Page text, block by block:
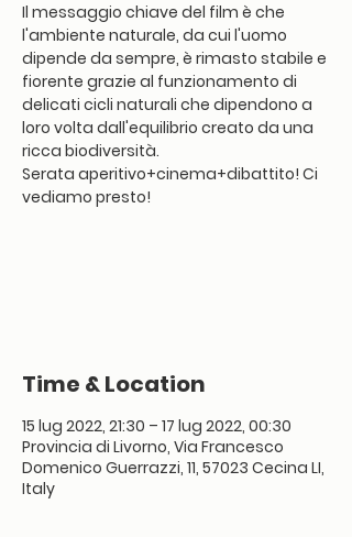
Il messaggio chiave del film è che
l'ambiente naturale, da cui l'uomo
dipende da sempre, è rimasto stabile e
fiorente grazie al funzionamento di
delicati cicli naturali che dipendono a
loro volta dall'equilibrio creato da una
ricca biodiversità.
Serata aperitivo+cinema+dibattito! Ci
vediamo presto!
Time & Location
15 lug 2022, 21:30 – 17 lug 2022, 00:30
Provincia di Livorno, Via Francesco
Domenico Guerrazzi, 11, 57023 Cecina LI,
Italy